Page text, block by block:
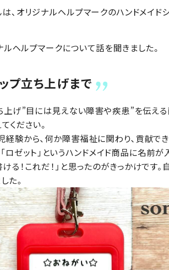
、オリジナルヘルプマークのハンドメイド
ヘルプマークについて話を聞きました。
プ立ち上げまで
上げ”目には見えない障害や疾患”を伝え
ください。
験から、何か障害福祉に関わり、貢献で
ゼット」というハンドメイド商品に名前が
る！これだ！」と思ったのがきっかけです。
た。